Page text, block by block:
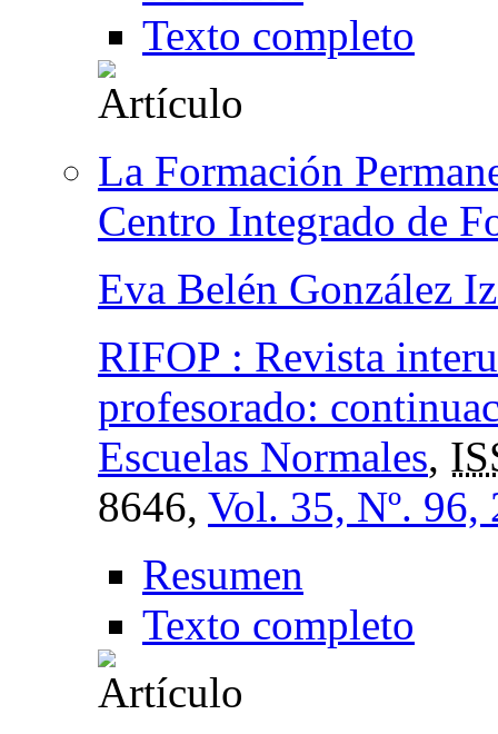
Texto completo
La Formación
Centro Integrado de
Eva Belén González
RIFOP : Revista
profesorado:
Escuelas Normales,
8646, Vol. 35, Nº. 96,
Resumen
Texto completo